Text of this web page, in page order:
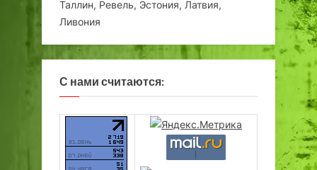
Таллин, Ревель, Эстония, Латвия,
Ливония
С нами считаются: